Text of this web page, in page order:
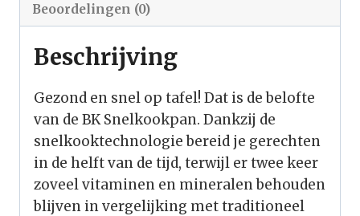
Beoordelingen (0)
Beschrijving
Gezond en snel op tafel! Dat is de belofte
van de BK Snelkookpan. Dankzij de
snelkooktechnologie bereid je gerechten
in de helft van de tijd, terwijl er twee keer
zoveel vitaminen en mineralen behouden
blijven in vergelijking met traditioneel